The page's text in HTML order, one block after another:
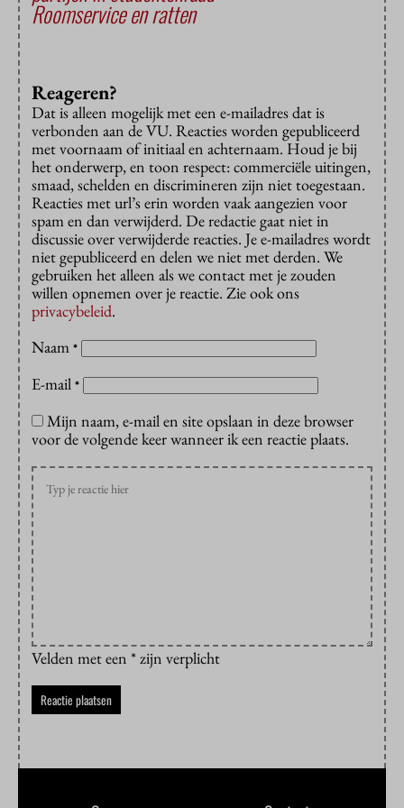
Roomservice en ratten
Reageren?
Dat is alleen mogelijk met een e-mailadres dat is
verbonden aan de VU. Reacties worden gepubliceerd
met voornaam of initiaal en achternaam. Houd je bij
het onderwerp, en toon respect: commerciële uitingen,
smaad, schelden en discrimineren zijn niet toegestaan.
Reacties met url’s erin worden vaak aangezien voor
spam en dan verwijderd. De redactie gaat niet in
discussie over verwijderde reacties. Je e-mailadres wordt
niet gepubliceerd en delen we niet met derden. We
gebruiken het alleen als we contact met je zouden
willen opnemen over je reactie. Zie ook ons
privacybeleid.
Naam *
E-mail *
Mijn naam, e-mail en site opslaan in deze browser
voor de volgende keer wanneer ik een reactie plaats.
Velden met een * zijn verplicht